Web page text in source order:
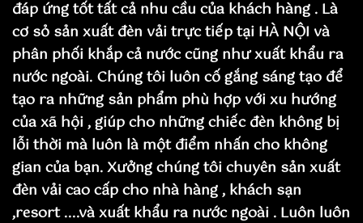
đáp ứng tốt tất cả nhu cầu của khách hàng . Là
cơ sỏ sản xuất đèn vải trực tiếp tại HÀ NỘI và
phân phối khắp cả nước cũng như xuất khẩu ra
nước ngoài. Chúng tôi luôn cố gắng sáng tạo để
tạo ra những sản phẩm phù hợp với xu hướng
của xã hội , giúp cho những chiếc đèn không bị
lỗi thời mà luôn là một điểm nhấn cho không
gian của bạn. Xưởng chúng tôi chuyên sản xuất
đèn vải cao cấp cho nhà hàng , khách sạn
,resort ....và xuất khẩu ra nước ngoài . Luôn luôn